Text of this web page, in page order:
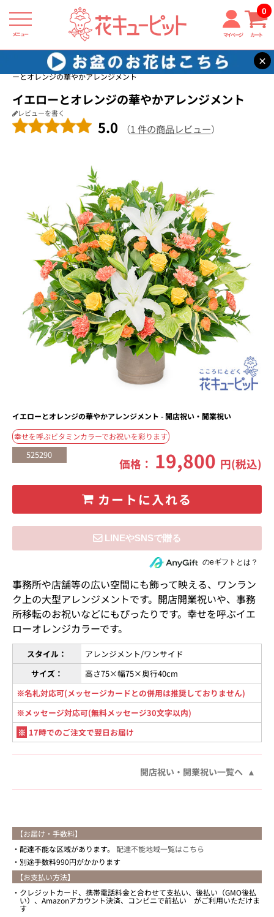
メニュー マイページ カート
0
×
花キューピット 開店祝い・開業祝い
【開店祝い・開業祝い】イエロ
ーとオレンジの華やかアレンジメント
イエローとオレンジの華やかアレンジメント
レビューを書く
5.0 （1 件の商品レビュー）
イエローとオレンジの華やかアレンジメント - 開店祝い・開業祝い
幸せを呼ぶビタミンカラーでお祝いを彩ります
525290
価格： 19,800 円(税込)
カートに入れる
住所を知らない相手にeギフトで贈るのeギフトとは？
事務所や店舗等の広い空間にも飾って映える、ワンラン
ク上の大型アレンジメントです。開店開業祝いや、事務
所移転のお祝いなどにもぴったりです。幸せを呼ぶイエ
ローオレンジカラーです。
スタイル：
アレンジメント/ワンサイド
サイズ：
高さ75×幅75×奥行40cm
※名札対応可(メッセージカードとの併用は推奨しておりません)
※メッセージ対応可(無料メッセージ30文字以内)
※ 17時でのご注文で翌日お届け
開店祝い・開業祝い一覧へ
【お届け・手数料】
配達不能な区域があります。 配達不能地域一覧はこちら
別途手数料990円がかかります
【お支払い方法】
クレジットカード、携帯電話料金と合わせて支払い、後払い（GMO後払
い）、Amazonアカウント決済、コンビニで前払い がご利用いただけま
す